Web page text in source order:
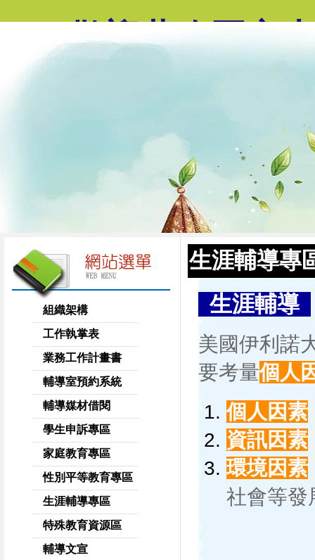
歡迎蒞臨國立
組織架構
工作執掌表
業務工作計畫書
輔導室預約系統
輔導媒材借閱
學生申訴專區
家庭教育專區
性別平等教育專區
生涯輔導專區
特殊教育資源區
輔導文宣
生涯輔導專
生涯輔導
美國伊利諾
要考量個人
個人因素
資訊因素
環境因素
社會等發